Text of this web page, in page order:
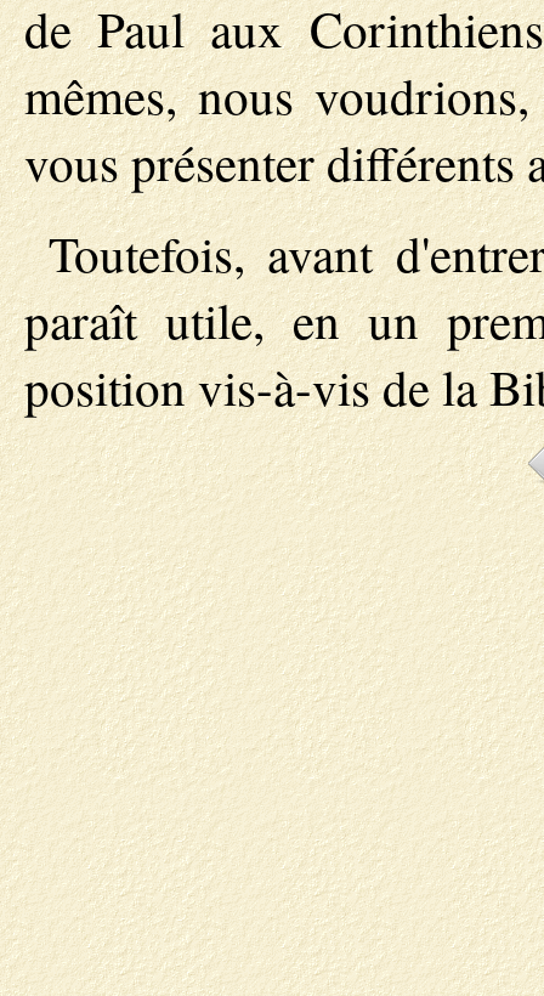
de Paul aux
mêmes, nous
vous présenter différents
Toutefois, avant
paraît utile, en un
position vis-à-vis de la